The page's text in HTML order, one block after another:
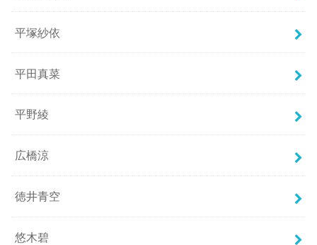
平塚紗依
平田真菜
平野綾
広橋涼
徳井青空
悠木碧